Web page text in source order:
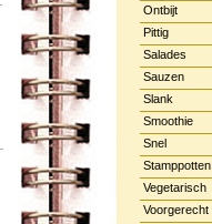
Ontbijt
Pittig
Salades
Sauzen
Slank
Smoothie
Snel
Stamppotten
Vegetarisch
Voorgerecht